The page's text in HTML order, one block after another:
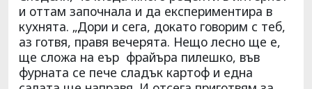
и оттам започнала и да експериментира в
кухнята. „Дори и сега, докато говорим с теб,
аз готвя, правя вечерята. Нещо лесно ще е,
ще сложа на еър фрайъра пилешко, във
фурната се пече сладък картоф и една